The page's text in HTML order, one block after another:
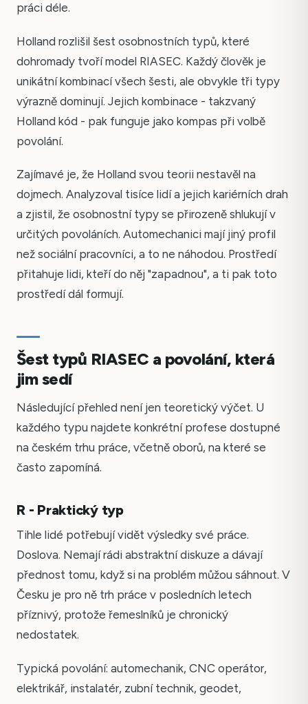
práci déle.
Holland rozlišil šest osobnostních typů, které
dohromady tvoří model RIASEC. Každý člověk je
unikátní kombinací všech šesti, ale obvykle tři typy
výrazně dominují. Jejich kombinace - takzvaný
Holland kód - pak funguje jako kompas při volbě
povolání.
Zajímavé je, že Holland svou teorii nestavěl na
dojmech. Analyzoval tisíce lidí a jejich kariérních drah
a zjistil, že osobnostní typy se přirozeně shlukují v
určitých povoláních. Automechanici mají jiný profil
než sociální pracovníci, a to ne náhodou. Prostředí
přitahuje lidi, kteří do něj "zapadnou", a ti pak toto
prostředí dál formují.
Šest typů RIASEC a povolání, která
jim sedí
Následující přehled není jen teoretický výčet. U
každého typu najdete konkrétní profese dostupné
na českém trhu práce, včetně oborů, na které se
často zapomíná.
R - Praktický typ
Tihle lidé potřebují vidět výsledky své práce.
Doslova. Nemají rádi abstraktní diskuze a dávají
přednost tomu, když si na problém můžou sáhnout. V
Česku je pro ně trh práce v posledních letech
příznivý, protože řemeslníků je chronický
nedostatek.
Typická povolání: automechanik, CNC operátor,
elektrikář, instalatér, zubní technik, geodet,